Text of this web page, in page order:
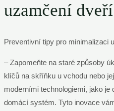
uzamčení
Preventivní tipy pro minimalizaci
– Zapomeňte na staré způsoby
klíčů na skříňku u vchodu nebo
moderními technologiemi, jako je
domácí systém. Tyto inovace